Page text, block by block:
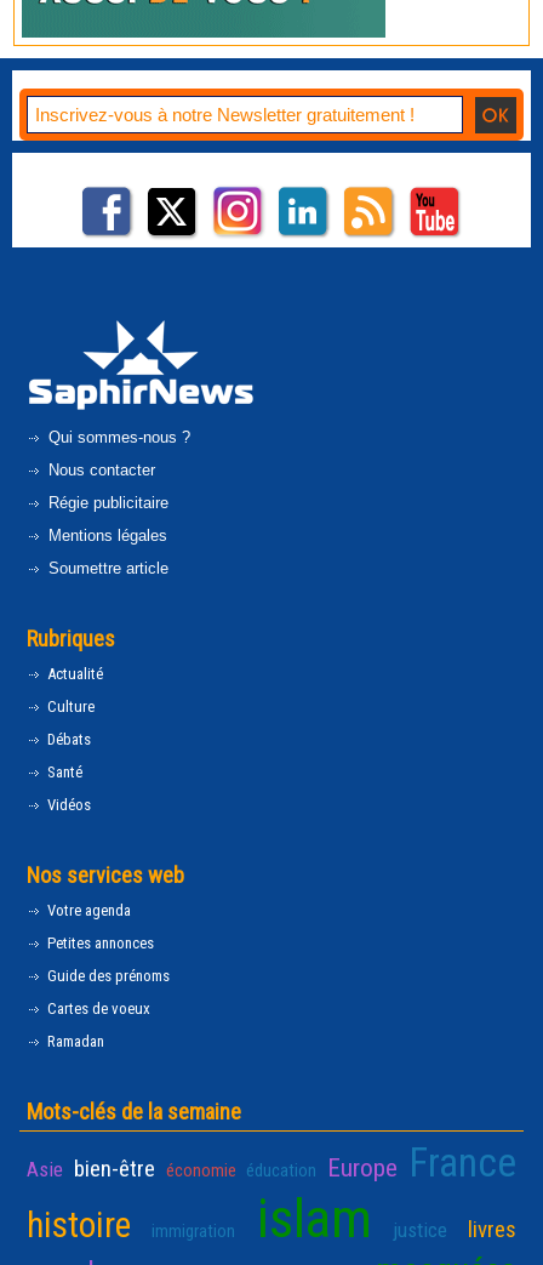
Qui sommes-nous ?
Nous contacter
Régie publicitaire
Mentions légales
Soumettre article
Rubriques
Actualité
Culture
Débats
Santé
Vidéos
Nos services web
Votre agenda
Petites annonces
Guide des prénoms
Cartes de voeux
Ramadan
Mots-clés de la semaine
Asie bien-être économie éducation Europe France
histoire immigration islam justice livres